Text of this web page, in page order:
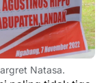
Natasa.